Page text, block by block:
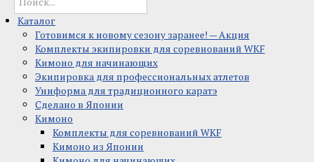
Каталог
Готовимся к новому сезону заранее! — Акция
Комплекты экипировки для соревнований WKF
Кимоно для начинающих
Экипировка для профессиональных атлетов
Униформа для традиционного каратэ
Сделано в Японии
Кимоно
Комплекты для соревнований WKF
Кимоно из Японии